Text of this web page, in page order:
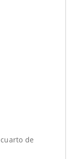
cuarto de